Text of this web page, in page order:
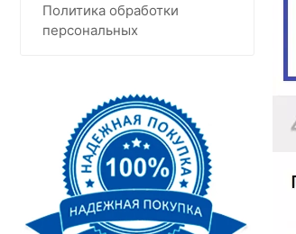
Политика обработки
персональных